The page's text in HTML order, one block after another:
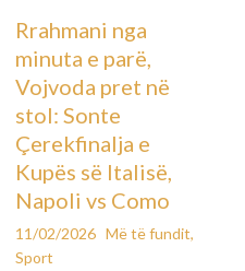
Rrahmani nga
minuta e parë,
Vojvoda pret në
stol: Sonte
Çerekfinalja e
Kupës së Italisë,
Napoli vs Como
11/02/2026 Më të fundit,
Sport